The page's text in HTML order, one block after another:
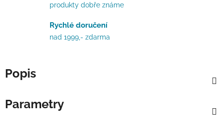
produkty dobře známe
Rychlé doručení
nad 1999,- zdarma
Popis
Parametry